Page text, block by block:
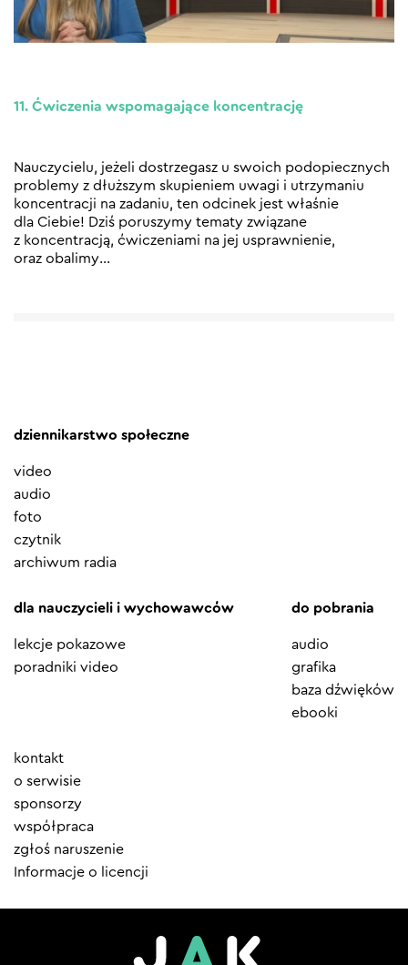
11. Ćwiczenia wspomagające koncentrację
Nauczycielu, jeżeli dostrzegasz u swoich podopiecznych
problemy z dłuższym skupieniem uwagi i utrzymaniu
koncentracji na zadaniu, ten odcinek jest właśnie
dla Ciebie! Dziś poruszymy tematy związane
z koncentracją, ćwiczeniami na jej usprawnienie,
oraz obalimy…
dziennikarstwo społeczne
video
audio
foto
czytnik
archiwum radia
dla nauczycieli i wychowawców
lekcje pokazowe
poradniki video
do pobrania
audio
grafika
baza dźwięków
ebooki
Element
menu
kontakt
o serwisie
sponsorzy
współpraca
zgłoś naruszenie
Informacje o licencji